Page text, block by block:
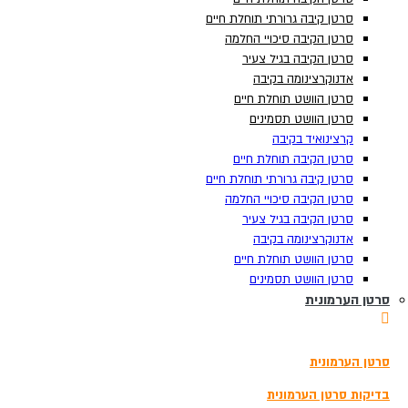
סרטן קיבה גרורתי תוחלת חיים
סרטן הקיבה סיכויי החלמה
סרטן הקיבה בגיל צעיר
אדנוקרצינומה בקיבה
סרטן הוושט תוחלת חיים
סרטן הוושט תסמינים
קרצינואיד בקיבה
סרטן הקיבה תוחלת חיים
סרטן קיבה גרורתי תוחלת חיים
סרטן הקיבה סיכויי החלמה
סרטן הקיבה בגיל צעיר
אדנוקרצינומה בקיבה
סרטן הוושט תוחלת חיים
סרטן הוושט תסמינים
סרטן הערמונית
סרטן הערמונית
בדיקות סרטן הערמונית
תוצאות
צפה בכל התוצאות
הזמנת בדיקה
3180*
בדיקת סקר לגילוי מוקדם של סרטן
סרטן קיבה גרורתי תוחלת חיים
סרטן הקיבה סיכויי החלמה
סרטן הקיבה בגיל צעיר
אדנוקרצינומה בקיבה
סרטן הוושט תוחלת חיים
סרטן הוושט תסמינים
קרצינואיד בקיבה
סרטן הקיבה תוחלת חיים
סרטן קיבה גרורתי תוחלת חיים
סרטן הקיבה סיכויי החלמה
סרטן הקיבה בגיל צעיר
אדנוקרצינומה בקיבה
סרטן הוושט תוחלת חיים
סרטן הוושט תסמינים
סרטן הערמונית
סרטן הערמונית
בדיקות סרטן הערמונית